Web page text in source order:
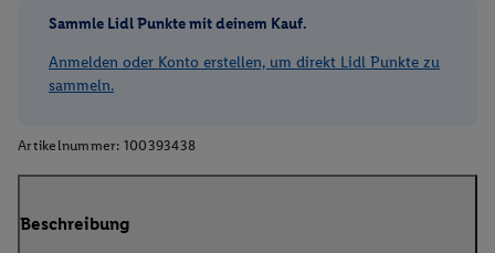
Sammle Lidl Punkte mit deinem Kauf.
Anmelden oder Konto erstellen, um direkt Lidl Punkte zu
sammeln.
Artikelnummer: 100393438
Beschreibung